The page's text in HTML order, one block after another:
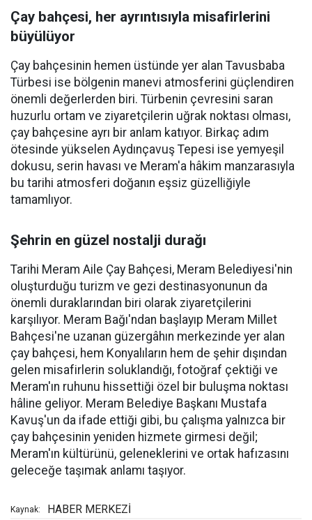
Çay bahçesi, her ayrıntısıyla misafirlerini
büyülüyor
Çay bahçesinin hemen üstünde yer alan Tavusbaba
Türbesi ise bölgenin manevi atmosferini güçlendiren
önemli değerlerden biri. Türbenin çevresini saran
huzurlu ortam ve ziyaretçilerin uğrak noktası olması,
çay bahçesine ayrı bir anlam katıyor. Birkaç adım
ötesinde yükselen Aydınçavuş Tepesi ise yemyeşil
dokusu, serin havası ve Meram'a hâkim manzarasıyla
bu tarihi atmosferi doğanın eşsiz güzelliğiyle
tamamlıyor.
Şehrin en güzel nostalji durağı
Tarihi Meram Aile Çay Bahçesi, Meram Belediyesi'nin
oluşturduğu turizm ve gezi destinasyonunun da
önemli duraklarından biri olarak ziyaretçilerini
karşılıyor. Meram Bağı'ndan başlayıp Meram Millet
Bahçesi'ne uzanan güzergâhın merkezinde yer alan
çay bahçesi, hem Konyalıların hem de şehir dışından
gelen misafirlerin soluklandığı, fotoğraf çektiği ve
Meram'ın ruhunu hissettiği özel bir buluşma noktası
hâline geliyor. Meram Belediye Başkanı Mustafa
Kavuş'un da ifade ettiği gibi, bu çalışma yalnızca bir
çay bahçesinin yeniden hizmete girmesi değil;
Meram'ın kültürünü, geleneklerini ve ortak hafızasını
geleceğe taşımak anlamı taşıyor.
Kaynak: HABER MERKEZİ